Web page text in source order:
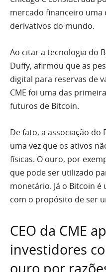
mercado financeiro uma
derivativos do mundo.
Ao citar a tecnologia do
Duffy, afirmou que as
digital para reservas de
CME foi uma das
futuros de Bitcoin.
De fato, a associação do
uma vez que os ativos
físicas. O ouro, por
que pode ser utilizado
monetário. Já o Bitcoin
com o propósito de ser
CEO da CME
investidores